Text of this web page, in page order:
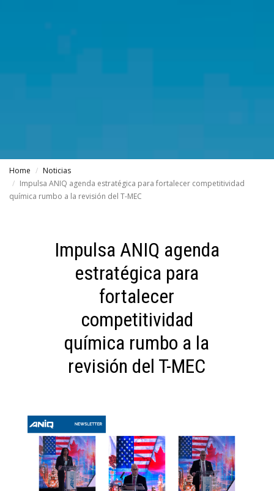
Home
Noticias
Impulsa ANIQ agenda estratégica para fortalecer competitividad
química rumbo a la revisión del T-MEC
Impulsa ANIQ agenda
estratégica para
fortalecer
competitividad
química rumbo a la
revisión del T-MEC